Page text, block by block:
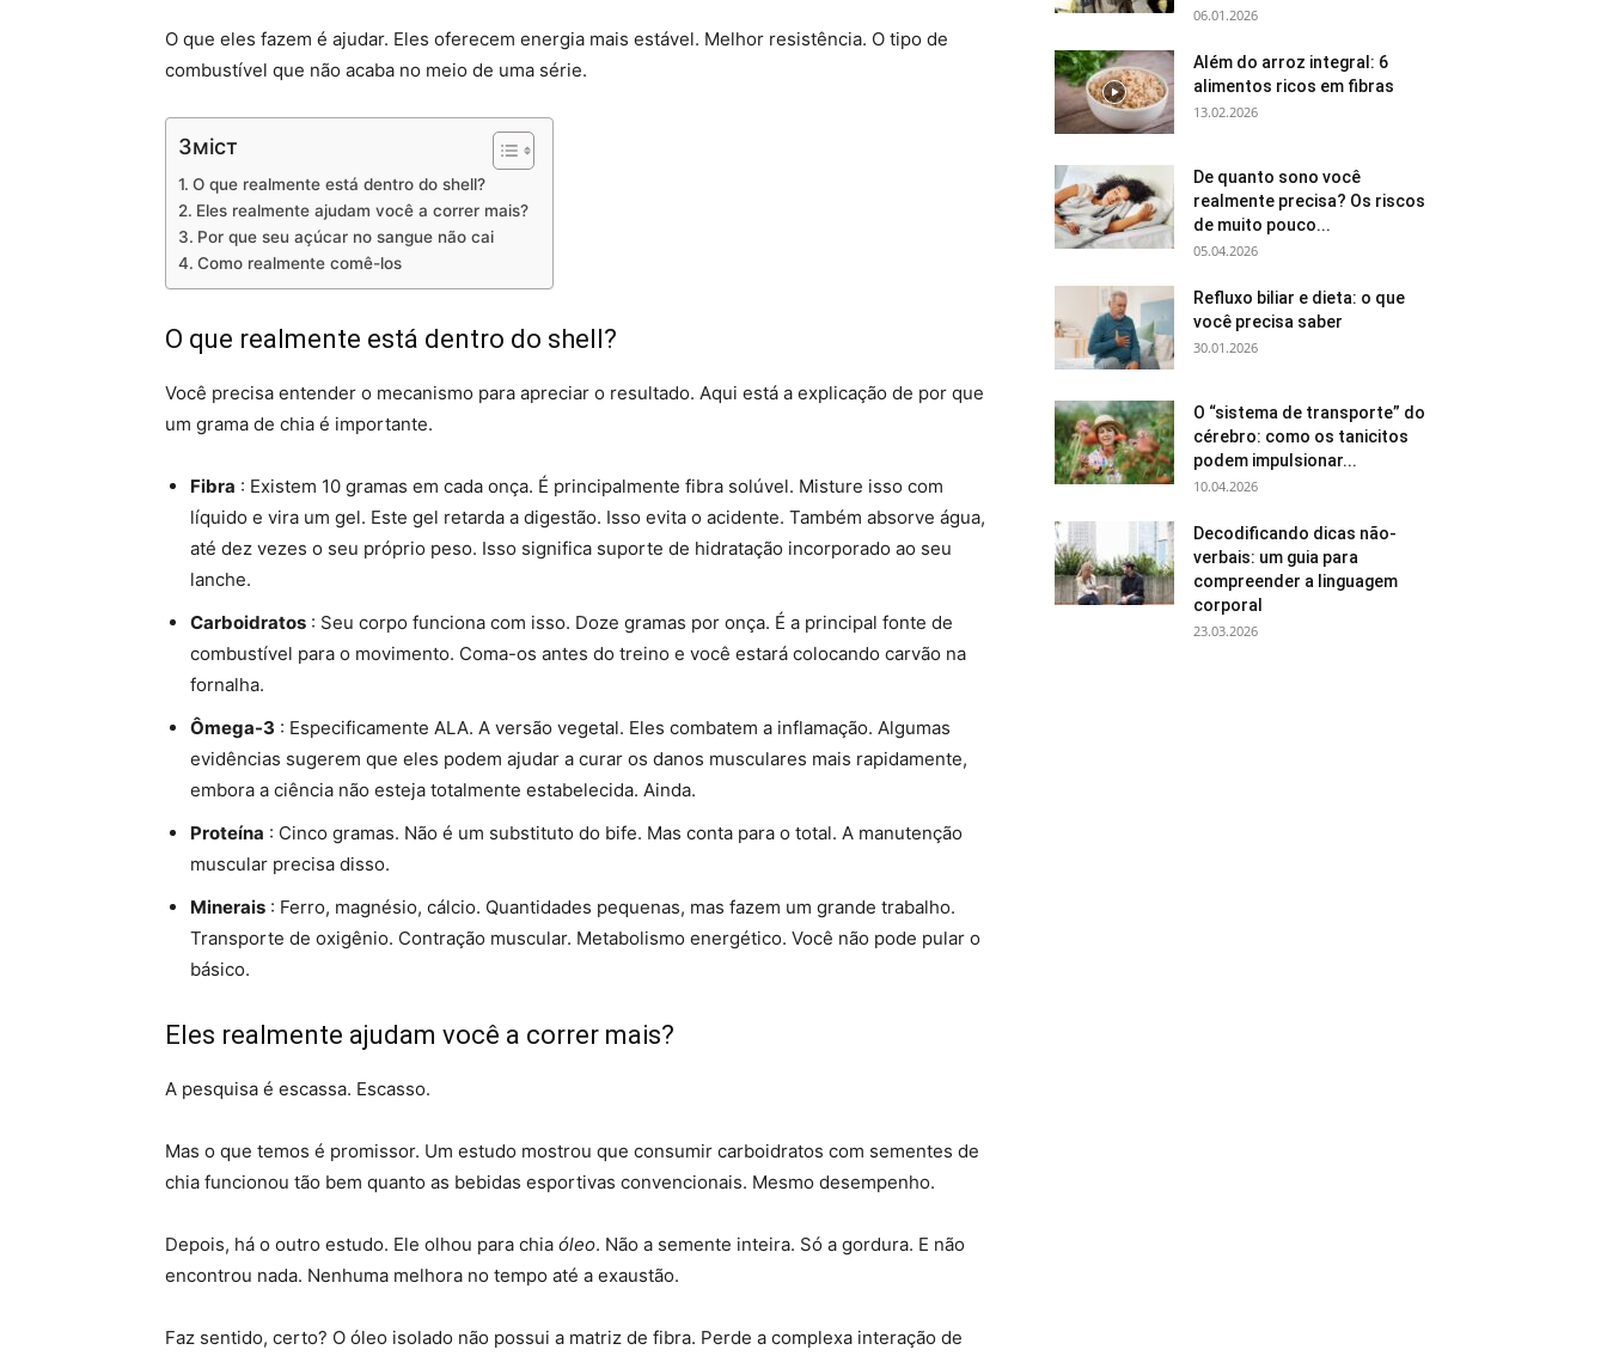
O que eles fazem é ajudar. Eles oferecem energia mais estável. Melhor resistência. O tipo de
combustível que não acaba no meio de uma série.
Зміст
O que realmente está dentro do shell?
Eles realmente ajudam você a correr mais?
Por que seu açúcar no sangue não cai
Como realmente comê-los
O que realmente está dentro do shell?
Você precisa entender o mecanismo para apreciar o resultado. Aqui está a explicação de por que
um grama de chia é importante.
Fibra : Existem 10 gramas em cada onça. É principalmente fibra solúvel. Misture isso com
líquido e vira um gel. Este gel retarda a digestão. Isso evita o acidente. Também absorve água,
até dez vezes o seu próprio peso. Isso significa suporte de hidratação incorporado ao seu
lanche.
Carboidratos : Seu corpo funciona com isso. Doze gramas por onça. É a principal fonte de
combustível para o movimento. Coma-os antes do treino e você estará colocando carvão na
fornalha.
Ômega-3 : Especificamente ALA. A versão vegetal. Eles combatem a inflamação. Algumas
evidências sugerem que eles podem ajudar a curar os danos musculares mais rapidamente,
embora a ciência não esteja totalmente estabelecida. Ainda.
Proteína : Cinco gramas. Não é um substituto do bife. Mas conta para o total. A manutenção
muscular precisa disso.
Minerais : Ferro, magnésio, cálcio. Quantidades pequenas, mas fazem um grande trabalho.
Transporte de oxigênio. Contração muscular. Metabolismo energético. Você não pode pular o
básico.
Eles realmente ajudam você a correr mais?
A pesquisa é escassa. Escasso.
Mas o que temos é promissor. Um estudo mostrou que consumir carboidratos com sementes de
chia funcionou tão bem quanto as bebidas esportivas convencionais. Mesmo desempenho.
Depois, há o outro estudo. Ele olhou para chia óleo. Não a semente inteira. Só a gordura. E não
encontrou nada. Nenhuma melhora no tempo até a exaustão.
Faz sentido, certo? O óleo isolado não possui a matriz de fibra. Perde a complexa interação de
06.01.2026
Além do arroz integral: 6
alimentos ricos em fibras
13.02.2026
De quanto sono você
realmente precisa? Os riscos
de muito pouco...
05.04.2026
Refluxo biliar e dieta: o que
você precisa saber
30.01.2026
O “sistema de transporte” do
cérebro: como os tanicitos
podem impulsionar...
10.04.2026
Decodificando dicas não-
verbais: um guia para
compreender a linguagem
corporal
23.03.2026